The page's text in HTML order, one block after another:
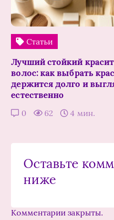
Статьи
Лучший стойкий
волос: как выбрать
держится долго и
естественно
0 62 4 мин.
Оставьте
ниже
Комментарии закрыты.